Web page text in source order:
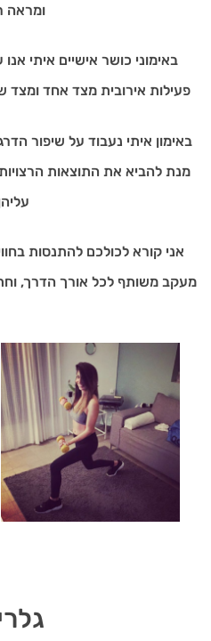
ומראה
באימוני כושר אישיים איתי
פעילות אירובית מצד אחד ומצד
באימון איתי נעבוד על שיפור
מנת להביא את התוצאות
אני קורא לכולכם להתנסות
מעקב משותף לכל אורך הדרך,